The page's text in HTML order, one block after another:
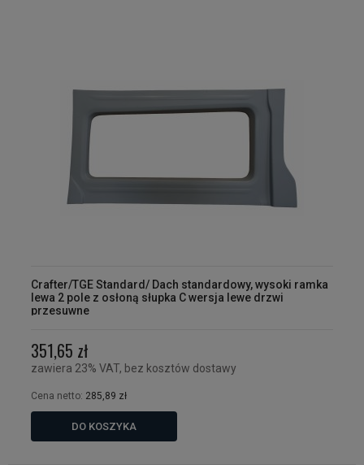
Crafter/TGE Standard/ Dach standardowy, wysoki ramka
lewa 2 pole z osłoną słupka C wersja lewe drzwi
przesuwne
351,65 zł
zawiera 23% VAT, bez kosztów dostawy
Cena netto: 285,89 zł
DO KOSZYKA